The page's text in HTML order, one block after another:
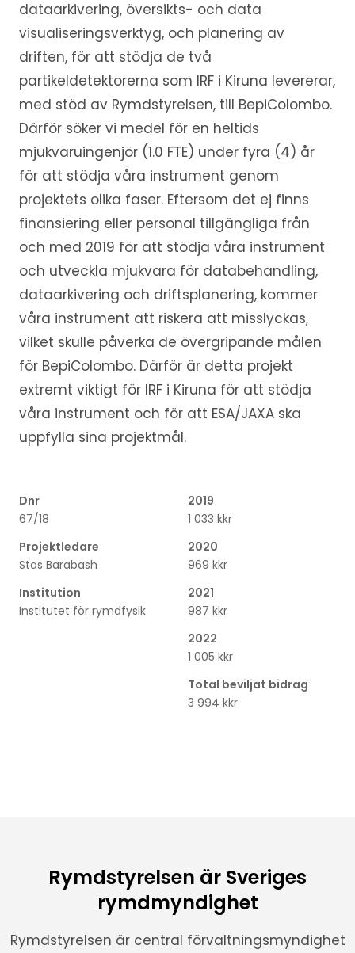
dataarkivering, översikts- och data
visualiseringsverktyg, och planering av
driften, för att stödja de två
partikeldetektorerna som IRF i Kiruna levererar,
med stöd av Rymdstyrelsen, till BepiColombo.
Därför söker vi medel för en heltids
mjukvaruingenjör (1.0 FTE) under fyra (4) år
för att stödja våra instrument genom
projektets olika faser. Eftersom det ej finns
finansiering eller personal tillgängliga från
och med 2019 för att stödja våra instrument
och utveckla mjukvara för databehandling,
dataarkivering och driftsplanering, kommer
våra instrument att riskera att misslyckas,
vilket skulle påverka de övergripande målen
för BepiColombo. Därför är detta projekt
extremt viktigt för IRF i Kiruna för att stödja
våra instrument och för att ESA/JAXA ska
uppfylla sina projektmål.
Dnr
67/18
Projektledare
Stas Barabash
Institution
Institutet för rymdfysik
2019
1 033 kkr
2020
969 kkr
2021
987 kkr
2022
1 005 kkr
Total beviljat bidrag
3 994 kkr
Rymdstyrelsen är Sveriges
rymdmyndighet
Rymdstyrelsen är central förvaltningsmyndighet